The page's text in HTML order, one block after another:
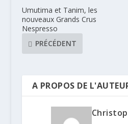
Umutima et Tanim, les
nouveaux Grands Crus
Nespresso
PRÉCÉDENT
A PROPOS DE